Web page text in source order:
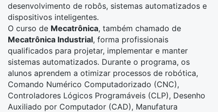
desenvolvimento de robôs, sistemas automatizados e
dispositivos inteligentes.
O curso de Mecatrônica, também chamado de
Mecatrônica Industrial, forma profissionais
qualificados para projetar, implementar e manter
sistemas automatizados. Durante o programa, os
alunos aprendem a otimizar processos de robótica,
Comando Numérico Computadorizado (CNC),
Controladores Lógicos Programáveis (CLP), Desenho
Auxiliado por Computador (CAD), Manufatura